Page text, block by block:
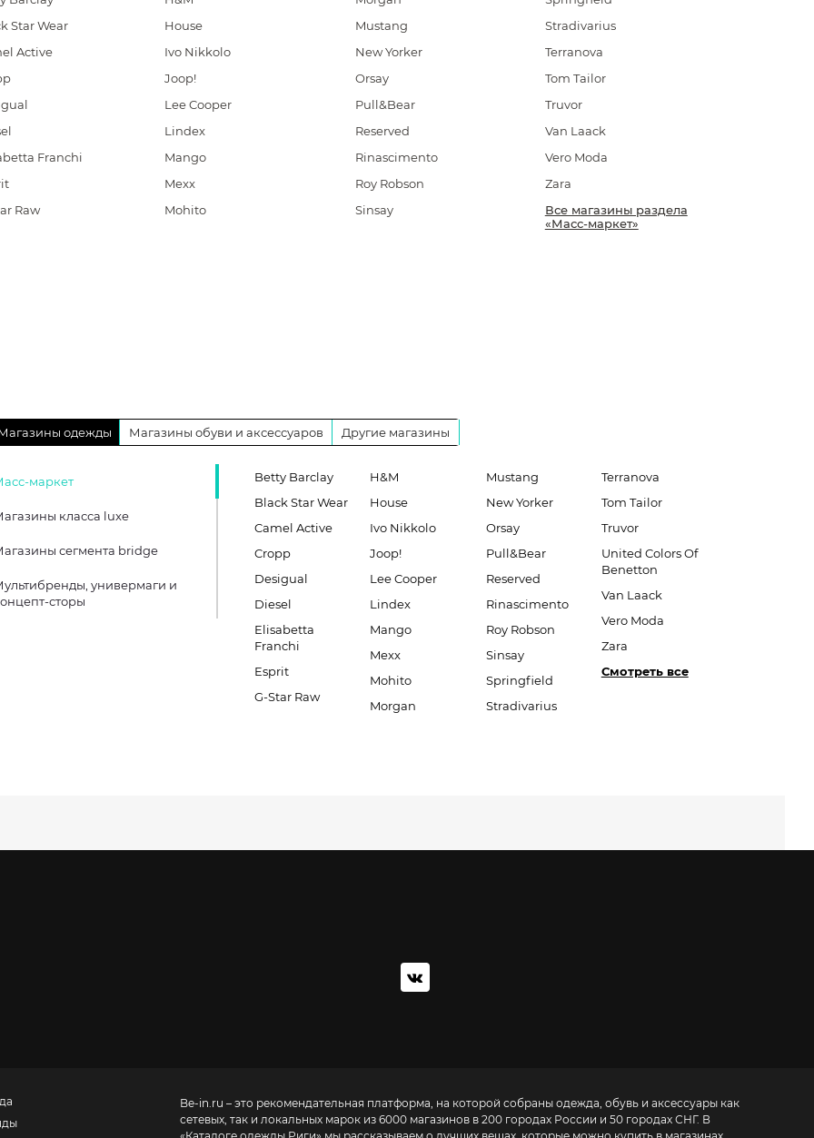
Star Wear
Active
Franchi
Raw
House
Ivo Nikkolo
Joop!
Lee Cooper
Lindex
Mango
Mexx
Mohito
Mustang
New Yorker
Orsay
Pull&Bear
Reserved
Rinascimento
Roy Robson
Sinsay
Stradivarius
Terranova
Tom Tailor
Truvor
Van Laack
Vero Moda
Zara
Все магазины раздела
«Масс-маркет»
одежды Магазины обуви и аксессуаров Другие магазины
маркет
класса luxe
сегмента bridge
универмаги и
сторы
Betty Barclay
Black Star Wear
Camel Active
Cropp
Desigual
Diesel
Elisabetta
Franchi
Esprit
G-Star Raw
H&M
House
Ivo Nikkolo
Joop!
Lee Cooper
Lindex
Mango
Mexx
Mohito
Morgan
Mustang
New Yorker
Orsay
Pull&Bear
Reserved
Rinascimento
Roy Robson
Sinsay
Springfield
Stradivarius
Terranova
Tom Tailor
Truvor
United Colors Of
Benetton
Van Laack
Vero Moda
Zara
Смотреть все
Be-in.ru – это рекомендательная платформа, на которой собраны одежда, обувь и аксессуары как
сетевых, так и локальных марок из 6000 магазинов в 200 городах России и 50 городах СНГ. В